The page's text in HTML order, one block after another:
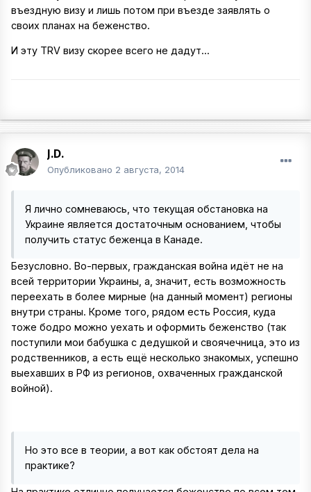
въездную визу и лишь потом при въезде заявлять о
своих планах на беженство.
И эту TRV визу скорее всего не дадут...
J.D.
Опубликовано 2 августа, 2014
Я лично сомневаюсь, что текущая обстановка на
Украине является достаточным основанием, чтобы
получить статус беженца в Канаде.
Безусловно. Во-первых, гражданская война идёт не на
всей территории Украины, а, значит, есть возможность
переехать в более мирные (на данный момент) регионы
внутри страны. Кроме того, рядом есть Россия, куда
тоже бодро можно уехать и оформить беженство (так
поступили мои бабушка с дедушкой и своячечница, это из
родственников, а есть ещё несколько знакомых, успешно
выехавших в РФ из регионов, охваченных гражданской
войной).
Но это все в теории, а вот как обстоят дела на
практике?